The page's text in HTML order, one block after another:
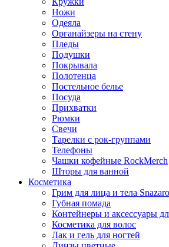
Ножи
Одеяла
Органайзеры на стену
Пледы
Подушки
Покрывала
Полотенца
Постельное белье
Посуда
Прихватки
Рюмки
Свечи
Тарелки с рок-группами
Телефоны
Чашки кофейные RockMerch
Шторы для ванной
Косметика
Грим для лица и тела
Губная помада
Контейнеры и аксессуары
Косметика для волос
Лак и гель для ногтей